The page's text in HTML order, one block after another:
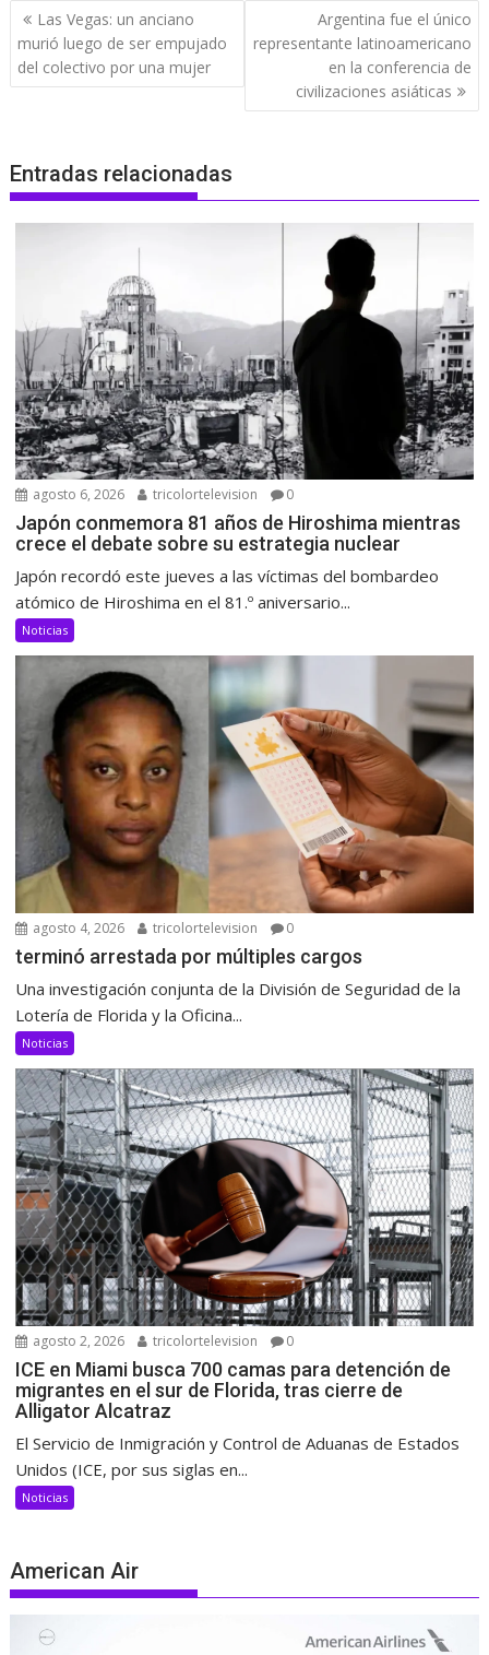
Navegación
de
entradas
Las Vegas: un anciano
murió luego de ser empujado
del colectivo por una mujer
Argentina fue el único
representante latinoamericano
en la conferencia de
civilizaciones asiáticas
Entradas relacionadas
agosto 6, 2026 tricolortelevision 0
Japón conmemora 81 años de Hiroshima mientras
crece el debate sobre su estrategia nuclear
Japón recordó este jueves a las víctimas del bombardeo
atómico de Hiroshima en el 81.º aniversario...
Noticias
agosto 4, 2026 tricolortelevision 0
terminó arrestada por múltiples cargos
Una investigación conjunta de la División de Seguridad de la
Lotería de Florida y la Oficina...
Noticias
agosto 2, 2026 tricolortelevision 0
ICE en Miami busca 700 camas para detención de
migrantes en el sur de Florida, tras cierre de
Alligator Alcatraz
El Servicio de Inmigración y Control de Aduanas de Estados
Unidos (ICE, por sus siglas en...
Noticias
American Air